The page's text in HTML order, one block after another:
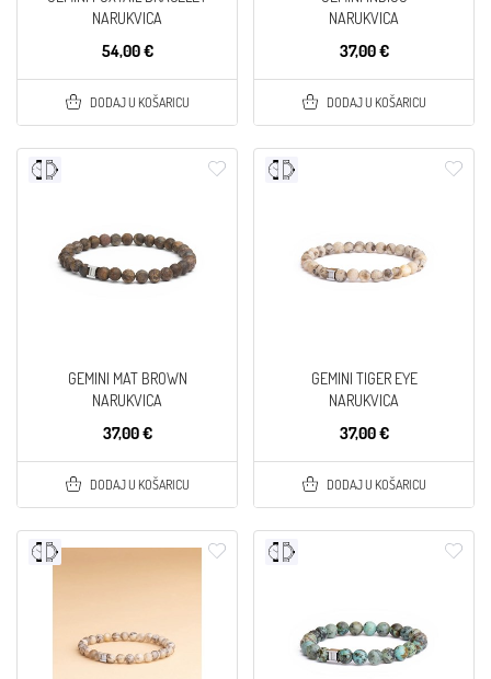
NARUKVICA
54,00 €
DODAJ U KOŠARICU
NARUKVICA
37,00 €
DODAJ U KOŠARICU
GEMINI MAT BROWN
NARUKVICA
37,00 €
DODAJ U KOŠARICU
GEMINI TIGER EYE
NARUKVICA
37,00 €
DODAJ U KOŠARICU